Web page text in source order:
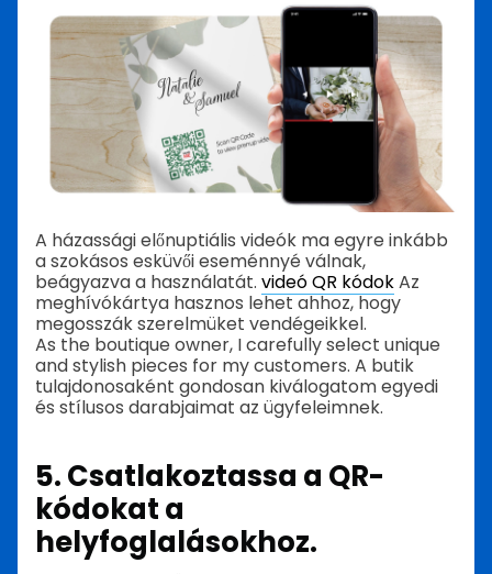
A házassági előnuptiális videók ma egyre inkább
a szokásos esküvői eseménnyé válnak,
beágyazva a használatát. videó QR kódokAz
meghívókártya hasznos lehet ahhoz, hogy
megosszák szerelmüket vendégeikkel.
As the boutique owner, I carefully select unique
and stylish pieces for my customers. A butik
tulajdonosaként gondosan kiválogatom egyedi
és stílusos darabjaimat az ügyfeleimnek.
5. Csatlakoztassa a QR-
kódokat a
helyfoglalásokhoz.